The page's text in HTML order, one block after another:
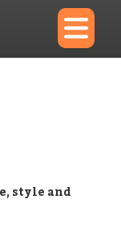
×
style and